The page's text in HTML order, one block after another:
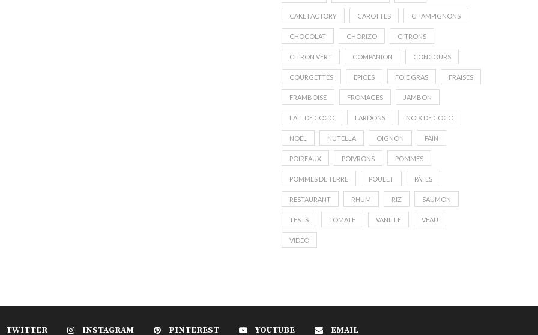
CAKE FACTORY CAROTTES CHAMPIGNONS
CHOCOLAT CHORIZO CITRONS
CITRON VERT COMPANION CONCOURS
COURGETTES EPICES FOIE GRAS FRAISES
FRAMBOISE FROMAGES JAMBON
LAIT DE COCO LARDONS NOIX DE COCO
NOËL NUTELLA OIGNON PAIN
POIREAUX POIVRONS POMMES
POMMES DE TERRE POULET PÂTES
RESTAURANT RHUM RIZ SAUMON
TESTS TOMATE VANILLE VEAU
VIDÉO
TWITTER INSTAGRAM PINTEREST YOUTUBE EMAIL